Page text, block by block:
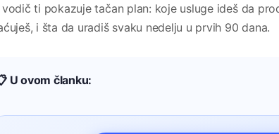
vodič ti pokazuje tačan plan: koje usluge ideš da
i šta da uradiš svaku nedelju u prvih 90 dana.
U ovom članku: